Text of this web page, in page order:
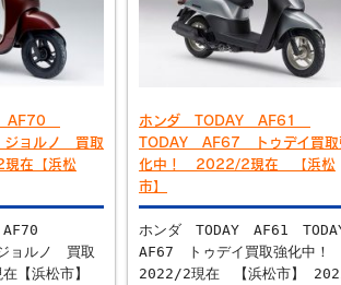
AF70
ョルノ 買取
在【浜松
AF70
ョルノ 買取
【浜松市】
ホンダ TODAY AF61
TODAY AF67 トゥデイ買取
化中！ 2022/2現在 【浜松
市】
ホンダ TODAY AF61
AF67 トゥデイ買取強化中
2022/2現在 【浜松市】